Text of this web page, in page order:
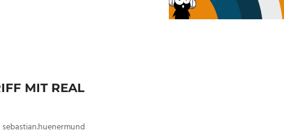
MIT REAL
sebastian.huenermund